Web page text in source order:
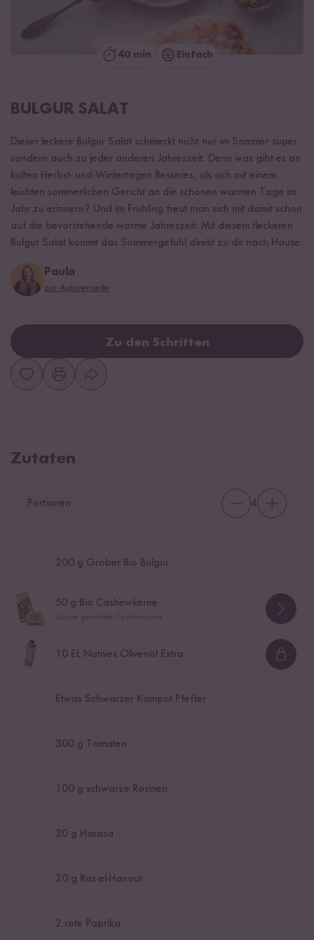
40 min Einfach
BULGUR SALAT
Dieser leckere Bulgur Salat schmeckt nicht nur im Sommer super,
sondern auch zu jeder anderen Jahreszeit. Denn was gibt es an
kalten Herbst- und Wintertagen Besseres, als sich mit einem
leichten sommerlichen Gericht an die schönen warmen Tage im
Jahr zu erinnern? Und im Frühling freut man sich mit damit schon
auf die bevorstehende warme Jahreszeit. Mit diesem tleckeren
Bulgur Salat kommt das Sommergefühl direkt zu dir nach Hause.
Paula
zur Autorenseite
Zu den Schritten
Zutaten
Portionen 4
200 g Grober Bio Bulgur
50 g Bio Cashewkerne
10 EL Natives Olivenöl Extra
Etwas Schwarzer Kampot Pfeffer
300 g Tomaten
100 g schwarze Rosinen
20 g Harissa
20 g Ras el-Hanout
2 rote Paprika